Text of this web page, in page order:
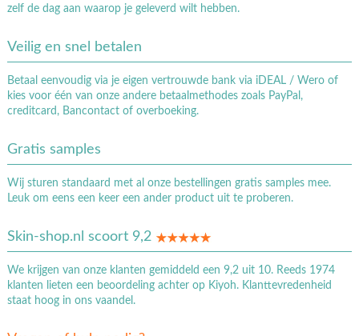
zelf de dag aan waarop je geleverd wilt hebben.
Veilig en snel betalen
Betaal eenvoudig via je eigen vertrouwde bank via iDEAL / Wero of
kies voor één van onze andere betaalmethodes zoals PayPal,
creditcard, Bancontact of overboeking.
Gratis samples
Wij sturen standaard met al onze bestellingen gratis samples mee.
Leuk om eens een keer een ander product uit te proberen.
Skin-shop.nl scoort 9,2
We krijgen van onze klanten gemiddeld een 9,2 uit 10. Reeds 1974
klanten lieten een beoordeling achter op Kiyoh. Klanttevredenheid
staat hoog in ons vaandel.